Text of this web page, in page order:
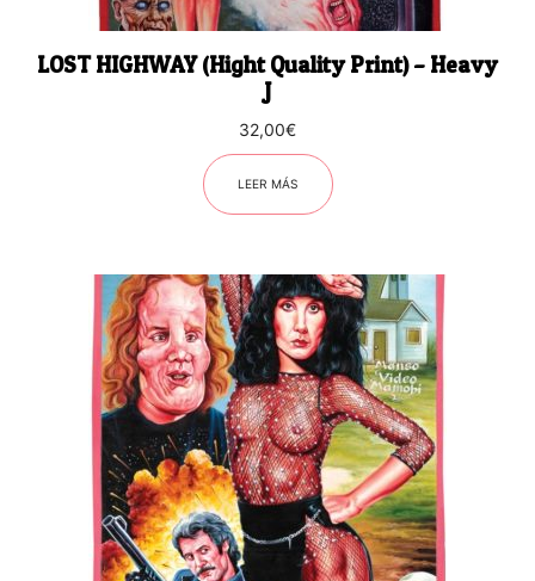
LOST HIGHWAY (Hight Quality Print) – Heavy
J
32,00€
LEER MÁS